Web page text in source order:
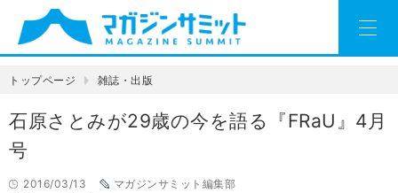
トップページ 雑誌・出版
石原さとみが29歳の今を語る『FRaU』4月
号
2016/03/13
マガジンサミット編集部